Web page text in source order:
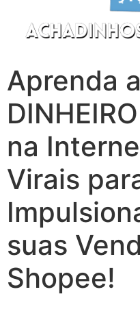
Aprenda
na
Virais
suas
Shopee!